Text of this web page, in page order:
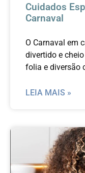
Cuidados
Carnaval
O Carnaval em
divertido e
folia e diversão
LEIA MAIS »